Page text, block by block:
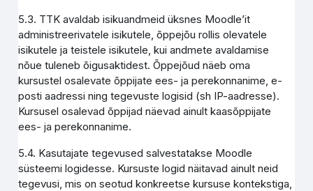
5.3. TTK avaldab isikuandmeid üksnes Moodle’it
administreerivatele isikutele, õppejõu rollis olevatele
isikutele ja teistele isikutele, kui andmete avaldamise
nõue tuleneb õigusaktidest. Õppejõud näeb oma
kursustel osalevate õppijate ees- ja perekonnanime, e-
posti aadressi ning tegevuste logisid (sh IP-aadresse).
Kursusel osalevad õppijad näevad ainult kaasõppijate
ees- ja perekonnanime.
5.4. Kasutajate tegevused salvestatakse Moodle
süsteemi logidesse. Kursuste logid näitavad ainult neid
tegevusi, mis on seotud konkreetse kursuse kontekstiga,